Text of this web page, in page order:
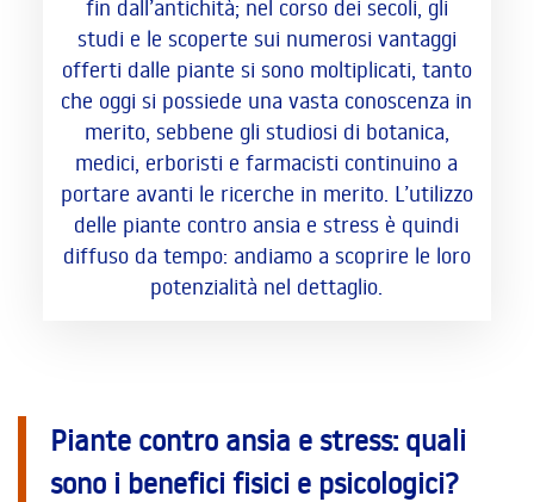
fin dall’antichità; nel corso dei secoli, gli
studi e le scoperte sui numerosi vantaggi
offerti dalle piante si sono moltiplicati, tanto
che oggi si possiede una vasta conoscenza in
merito, sebbene gli studiosi di botanica,
medici, erboristi e farmacisti continuino a
portare avanti le ricerche in merito. L’utilizzo
delle piante contro ansia e stress è quindi
diffuso da tempo: andiamo a scoprire le loro
potenzialità nel dettaglio.
Piante contro ansia e stress: quali
sono i benefici fisici e psicologici?